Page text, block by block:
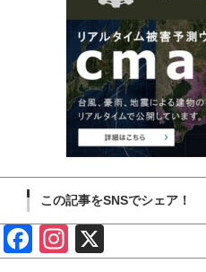
この記事をSNSでシェア！
Face Insta